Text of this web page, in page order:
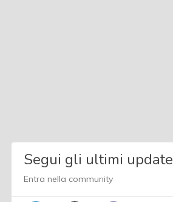
Segui gli ultimi update
Entra nella community